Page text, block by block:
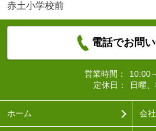
赤土小学校前
電話でお問
営業時間：
10:00
定休日：
日曜
ホーム 会